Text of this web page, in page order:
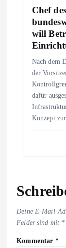
Chef
will
Nach dem
der
dafür
Konzept
Deine E-Mail-
Felder sind mit *
Kommentar *